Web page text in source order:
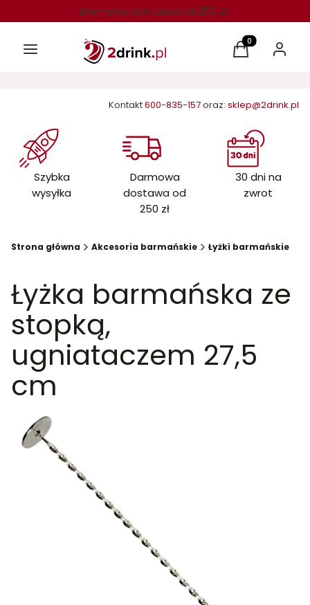
Darmowa dostawa od 250 zł
Menu Produkty w
Koszyk Zaloguj
Kontakt600-835-157oraz: sklep@2drink.pl
Szybka
wysyłka
Darmowa
dostawa od
250 zł
30 dni na
zwrot
Strona główna Akcesoria barmańskie Łyżki barmańskie
Łyżka barmańska ze
stopką,
ugniataczem 27,5
cm